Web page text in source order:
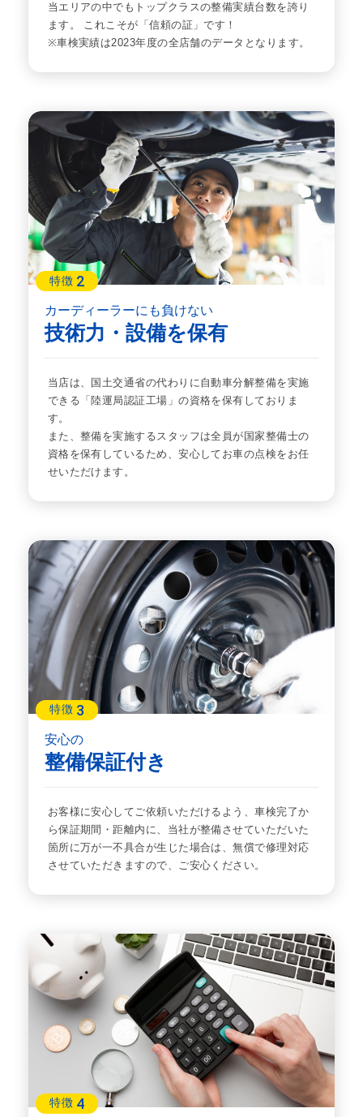
当エリアの中でもトップクラスの整備実績台数を誇り
ます。 これこそが「信頼の証」です！
※車検実績は2023年度の全店舗のデータとなります。
特徴 2
カーディーラーにも負けない
技術力・設備を保有
当店は、国土交通省の代わりに自動車分解整備を実施
できる「陸運局認証工場」の資格を保有しておりま
す。
また、整備を実施するスタッフは全員が国家整備士の
資格を保有しているため、安心してお車の点検をお任
せいただけます。
特徴 3
安心の
整備保証付き
お客様に安心してご依頼いただけるよう、車検完了か
ら保証期間・距離内に、当社が整備させていただいた
箇所に万が一不具合が生じた場合は、無償で修理対応
させていただきますので、ご安心ください。
特徴 4